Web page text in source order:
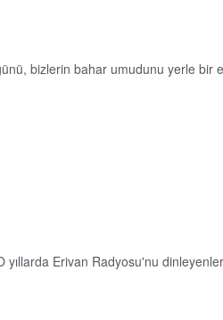
bizlerin bahar umudunu yerle bir
Erivan Radyosu'nu